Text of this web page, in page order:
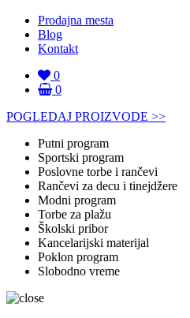
Prodajna mesta
Blog
Kontakt
0
0
POGLEDAJ PROIZVODE >>
Putni program
Sportski program
Poslovne torbe i rančevi
Rančevi za decu i tinejdžere
Modni program
Torbe za plažu
Školski pribor
Kancelarijski materijal
Poklon program
Slobodno vreme